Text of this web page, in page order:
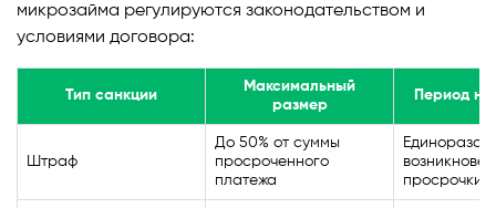
микрозайма регулируются законодательством и
условиями договора:
Тип санкции
Максимальный
размер
Период
Штраф
До 50% от суммы
просроченного
платежа
просрочки